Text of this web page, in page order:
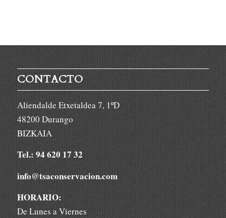
CONTACTO
Aliendalde Etxetaldea 7, 1ºD
48200 Durango
BIZKAIA
Tel.: 94 620 17 32
info@tsaconservacion.com
HORARIO:
De Lunes a Viernes